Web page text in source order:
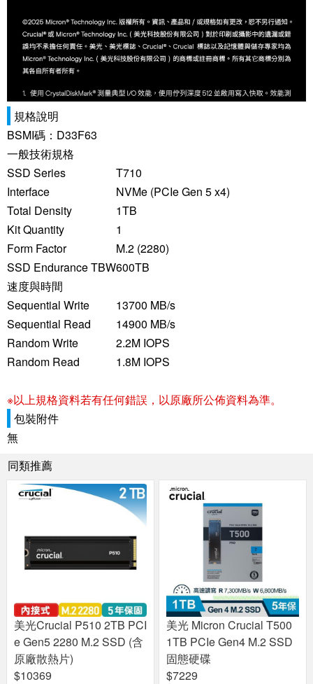
規格說明
BSMI碼：D33F63
一般技術規格
SSD Series
T710
Interface
NVMe (PCIe Gen 5 x4)
Total Density
1TB
Kit Quantity
1
Form Factor
M.2 (2280)
SSD Endurance TBW600TB
速度與時間
Sequential Write
13700 MB/s
Sequential Read
14900 MB/s
Random Write
2.2M IOPS
Random Read
1.8M IOPS
※以上規格資料若有任何錯誤，以原廠所公佈資料為準。
包裝附件
無
同類推薦
美光Crucial P510 2TB PCI
e Gen5 2280 M.2 SSD (含
原廠散熱片)
$10369
美光 Micron Crucial T500
1TB PCIe Gen4 M.2 SSD
固態硬碟
$7229